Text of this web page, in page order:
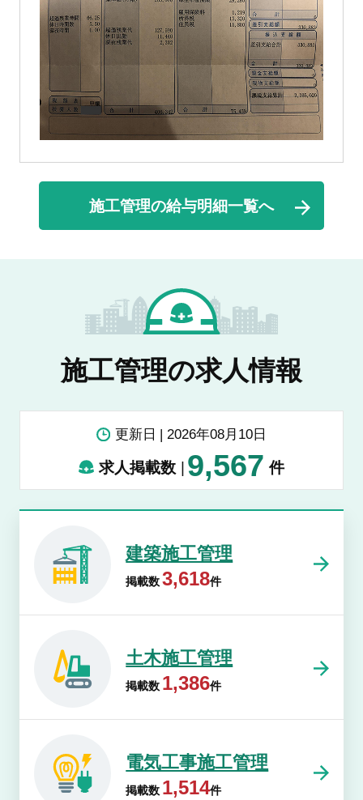
施工管理の給与明細一覧へ
施工管理の求人情報
更新日 2026年08月10日
求人掲載数 9,567 件
建築施工管理
掲載数3,618件
土木施工管理
掲載数 1,386件
電気工事施工管理
掲載数 1,514件